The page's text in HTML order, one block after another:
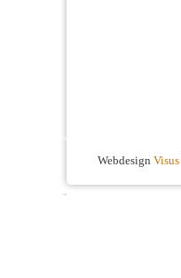
Webdesign Visus